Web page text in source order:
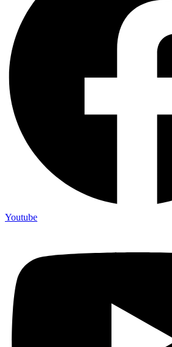
Youtube